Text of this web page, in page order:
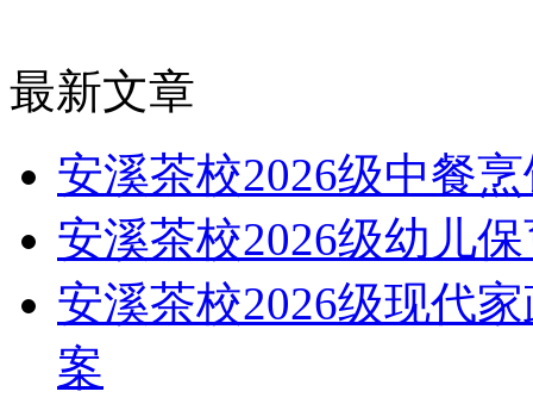
最新文章
安溪茶校2026级中餐
安溪茶校2026级幼儿
安溪茶校2026级现代
案